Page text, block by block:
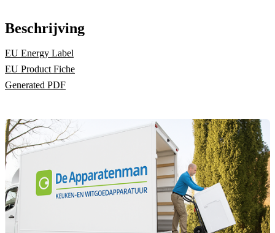
Beschrijving
EU Energy Label
EU Product Fiche
Generated PDF